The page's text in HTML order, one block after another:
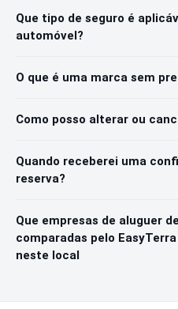
Que tipo de seguro é
automóvel?
O que é uma marca sem
Como posso alterar ou
Quando receberei uma
reserva?
Que empresas de aluguer
comparadas pelo
neste local